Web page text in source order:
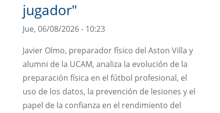
jugador"
Jue, 06/08/2026 - 10:23
Javier Olmo, preparador físico del Aston Villa y
alumni de la UCAM, analiza la evolución de la
preparación física en el fútbol profesional, el
uso de los datos, la prevención de lesiones y el
papel de la confianza en el rendimiento del